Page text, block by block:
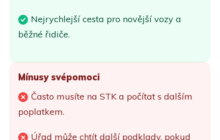
Nejrychlejší cesta pro novější vozy a
běžné řidiče.
Mínusy svépomoci
Často musíte na STK a počítat s dalším
poplatkem.
Úřad může chtít další podklady, pokud